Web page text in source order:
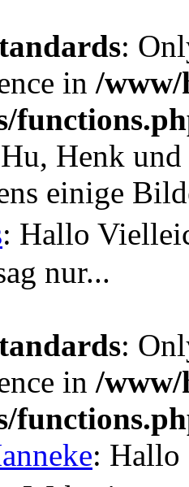
:
in /www/
Henk
einige
: Hallo
nur...
:
in /www/
: Hallo